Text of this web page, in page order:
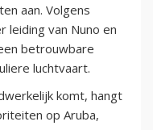
aan. Volgens
leiding van Nuno en
betrouwbare
luchtvaart.
komt, hangt
op Aruba,